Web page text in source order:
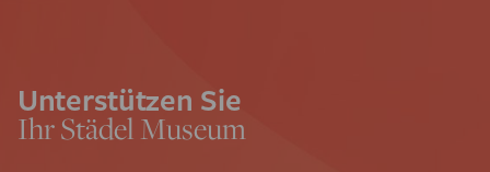
Unterstützen Sie
Ihr Städel Museum